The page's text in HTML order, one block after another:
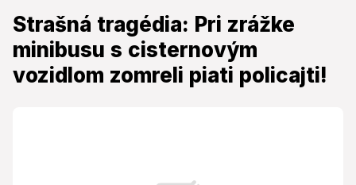
Strašná tragédia: Pri zrážke
minibusu s cisternovým
vozidlom zomreli piati policajti!
Strašná tragédia: Pri zrážke
minibusu s cisternovým vozidlom
zomreli piati policajti!